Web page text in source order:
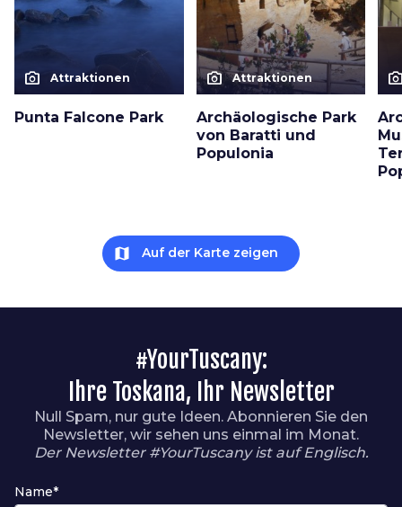
photo_camera Attraktionen
Punta Falcone Park
photo_camera Attraktionen
Archäologische Park
von Baratti und
Populonia
map Auf der Karte zeigen
#YourTuscany:
Ihre Toskana, Ihr Newsletter
Null Spam, nur gute Ideen. Abonnieren Sie den
Newsletter, wir sehen uns einmal im Monat.
Der Newsletter #YourTuscany ist auf Englisch.
Name*